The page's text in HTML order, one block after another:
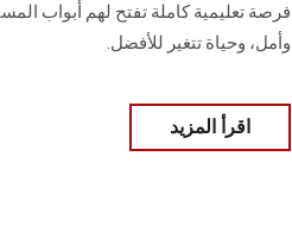
فرصة تعليمية كاملة تفتح لهم أبواب
وأمل، وحياة تتغير للأفضل.
اقرأ المزيد